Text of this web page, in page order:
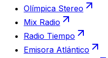
Olímpica Stereo
Mix Radio
Radio Tiempo
Emisora Atlántico